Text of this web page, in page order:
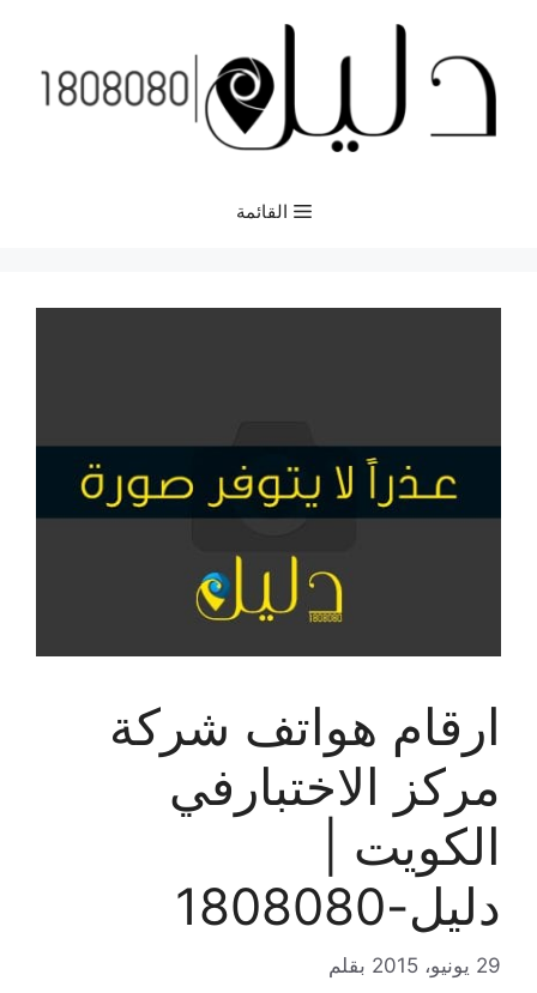
المحتوى
القائمة
ارقام هواتف شركة
مركز الاختبارفي
الكويت |
دليل-1808080
29 يونيو، 2015 بقلم